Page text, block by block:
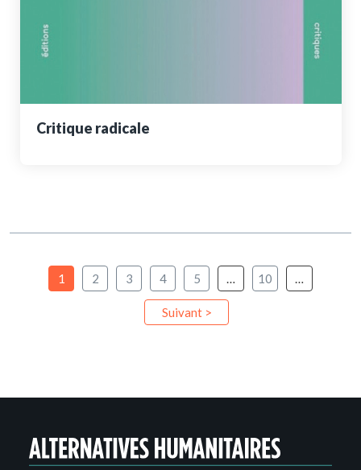
Critique radicale
1 2 3 4 5 … 10 …
Suivant >